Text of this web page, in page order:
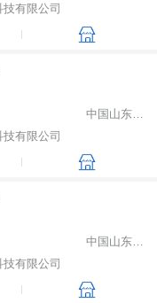
有限公司
中国山东省潍坊市
有限公司
中国山东省潍坊市
有限公司